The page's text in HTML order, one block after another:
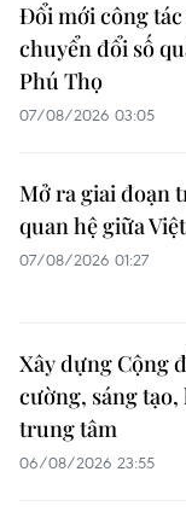
Đổi mới công
chuyển đổi số
Phú Thọ
07/08/2026 03:05
Mở ra giai đoạn
quan hệ giữa
07/08/2026 01:27
Xây dựng Cộng
cường, sáng
trung tâm
06/08/2026 23:55